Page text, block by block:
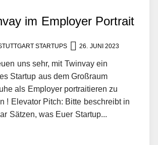
im Employer Portrait
STARTUPS 26. JUNI 2023
uns sehr, mit Twinvay ein
Startup aus dem Großraum
als Employer portraitieren zu
! Elevator Pitch: Bitte beschreibt in
Sätzen, was Euer Startup...